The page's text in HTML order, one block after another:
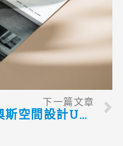
下一篇文章
奧斯空間設計USPACE｜型錄設計